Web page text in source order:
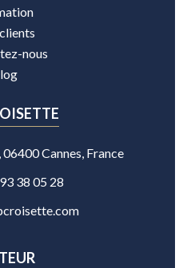
nous
06400 Cannes, France
38 05 28